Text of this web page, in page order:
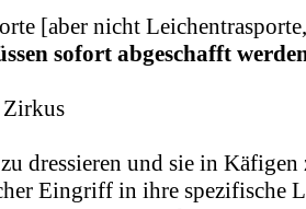
[aber nicht
sofort abgeschafft
dressieren und sie in Käfigen
Eingriff in ihre spezifische